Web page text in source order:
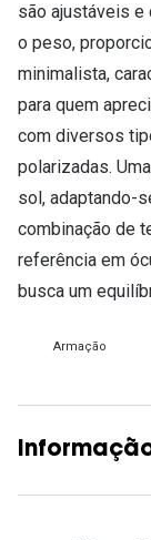
são ajustáveis
o peso,
minimalista,
para quem
com diversos
polarizadas.
sol, adaptando-
combinação de
referência em
busca um
Armação